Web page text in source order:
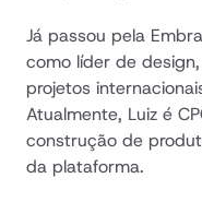
Já passou pela
como líder de
projetos
Atualmente, Luiz é
construção de
da plataforma.